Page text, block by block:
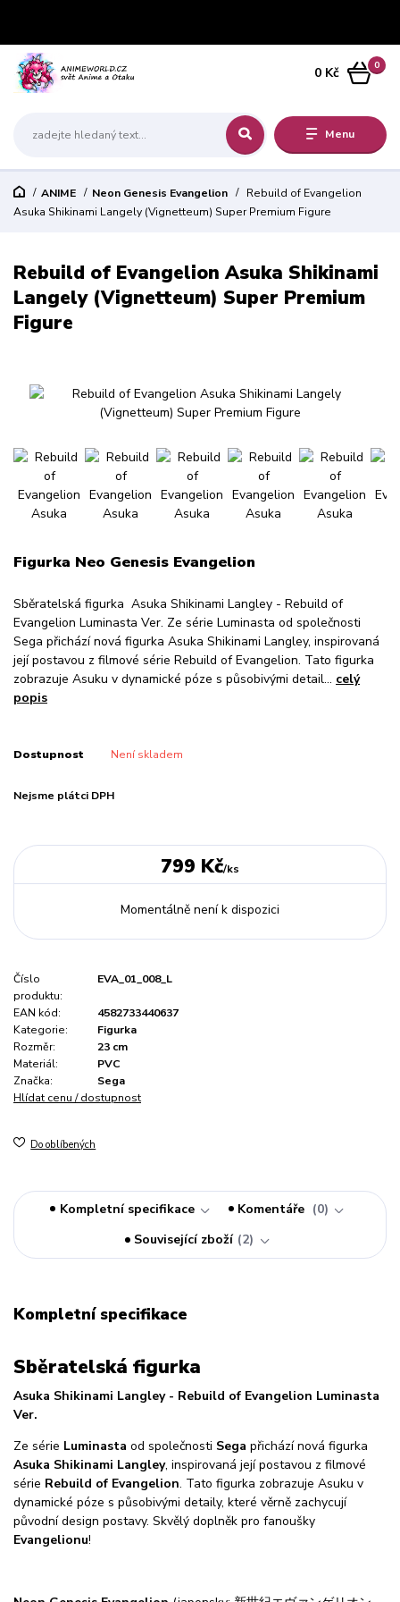
Menu
0
0 Kč
ANIME Neon Genesis Evangelion
Rebuild of Evangelion
Asuka Shikinami Langely (Vignetteum) Super Premium Figure
Rebuild of Evangelion Asuka Shikinami
Langely (Vignetteum) Super Premium
Figure
Figurka Neo Genesis Evangelion
Sběratelská figurka Asuka Shikinami Langley - Rebuild of
Evangelion Luminasta Ver. Ze série Luminasta od společnosti
Sega přichází nová figurka Asuka Shikinami Langley, inspirovaná
její postavou z filmové série Rebuild of Evangelion. Tato figurka
zobrazuje Asuku v dynamické póze s působivými detail... celý
popis
Dostupnost Není skladem
Nejsme plátci DPH
799 Kč/ks
Momentálně není k dispozici
Číslo
produktu:
EVA_01_008_L
EAN kód:
4582733440637
Kategorie:
Figurka
Rozměr:
23 cm
Materiál:
PVC
Značka:
Sega
Hlídat cenu / dostupnost
Do oblíbených
Kompletní specifikace Komentáře
0
Související zboží 2
Kompletní specifikace
Sběratelská figurka
Asuka Shikinami Langley - Rebuild of Evangelion Luminasta
Ver.
Ze série Luminasta od společnosti Sega přichází nová figurka
Asuka Shikinami Langley, inspirovaná její postavou z filmové
série Rebuild of Evangelion. Tato figurka zobrazuje Asuku v
dynamické póze s působivými detaily, které věrně zachycují
původní design postavy. Skvělý doplněk pro fanoušky
Evangelionu!